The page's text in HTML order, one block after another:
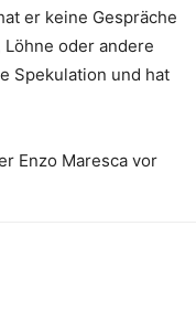
er keine Gespräche
oder andere
Spekulation und hat
Enzo Maresca vor